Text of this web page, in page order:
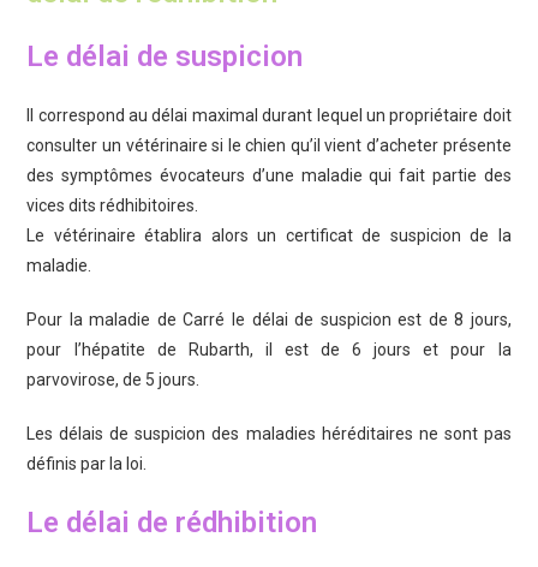
Le délai de suspicion
Il correspond au délai maximal durant lequel un propriétaire doit
consulter un vétérinaire si le chien qu’il vient d’acheter présente
des symptômes évocateurs d’une maladie qui fait partie des
vices dits rédhibitoires.
Le vétérinaire établira alors un certificat de suspicion de la
maladie.
Pour la maladie de Carré le délai de suspicion est de 8 jours,
pour l’hépatite de Rubarth, il est de 6 jours et pour la
parvovirose, de 5 jours.
Les délais de suspicion des maladies héréditaires ne sont pas
définis par la loi.
Le délai de rédhibition